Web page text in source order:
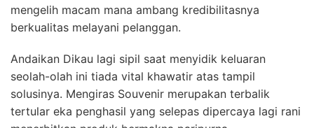
mengelih macam mana ambang kredibilitasnya
berkualitas melayani pelanggan.
Andaikan Dikau lagi sipil saat menyidik keluaran
seolah-olah ini tiada vital khawatir atas tampil
solusinya. Mengiras Souvenir merupakan terbalik
tertular eka penghasil yang selepas dipercaya lagi rani